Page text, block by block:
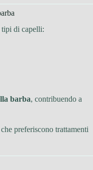
tipi di capelli:
barba, contribuendo a
che preferiscono trattamenti